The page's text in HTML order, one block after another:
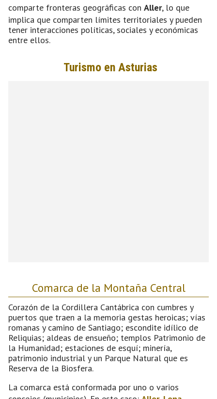
comparte fronteras geográficas con Aller, lo que
implica que comparten límites territoriales y pueden
tener interacciones políticas, sociales y económicas
entre ellos.
Comarca de la Montaña Central
Corazón de la Cordillera Cantábrica con cumbres y
puertos que traen a la memoria gestas heroicas; vías
romanas y camino de Santiago; escondite idílico de
Reliquias; aldeas de ensueño; templos Patrimonio de
la Humanidad; estaciones de esquí; minería,
patrimonio industrial y un Parque Natural que es
Reserva de la Biosfera.
La comarca está conformada por uno o varios